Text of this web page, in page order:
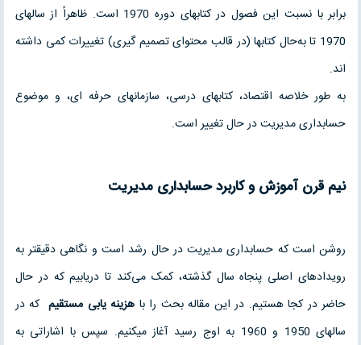
برابر با نسبت این فصول در کتابهای دوره 1970 است. ظاهراً از سالهای
1970 تا به‌حال کتابها (در قالب محتوای تصمیم گیری) تغییرات کمی‏ داشته
‏اند.
به‏ طور خلاصه اقتصاد، کتابهای درسی، سازمانهای حرفه ‏ای، و موضوع
حسابداری مدیریت در حال تغییر است.
نیم قرن آموزش و کاربرد حسابداری مدیریت
روشن است که حسابداری مدیریت در حال رشد است و نگاهی دقیقتر به
رویدادهای اصلی پنجاه سال گذشته، کمک می‌کند تا دریابیم که در حال
حاضر در کجا هستیم. در این مقاله بحث را با هزینه‏ یابی مستقیمکه در
سالهای 1950 و 1960 به اوج رسید آغاز می‏کنیم. سپس با اشاراتی به